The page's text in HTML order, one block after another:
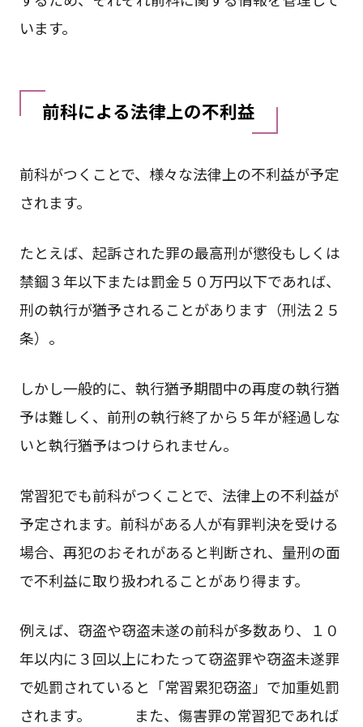
います。
前科による法律上の不利益
前科がつくことで、様々な法律上の不利益が予定
されます。
たとえば、起訴された罪の最高刑が懲役もしくは
禁錮３年以下または罰金５０万円以下であれば、
刑の執行が猶予されることがあります（刑法２５
条）。
しかし一般的に、執行猶予期間中の再度の執行猶
予は難しく、前刑の執行終了から５年が経過しな
いと執行猶予はつけられません。
常習犯でも前科がつくことで、法律上の不利益が
予定されます。前科がある人が有罪判決を受ける
場合、再犯のおそれがあると判断され、量刑の面
で不利益に取り扱われることがあり得ます。
例えば、窃盗や窃盗未遂の前科が多数あり、１０
年以内に３回以上にわたって窃盗罪や窃盗未遂罪
で処罰されていると「常習累犯窃盗」で加重処罰
されます。 また、傷害罪の常習犯であれば